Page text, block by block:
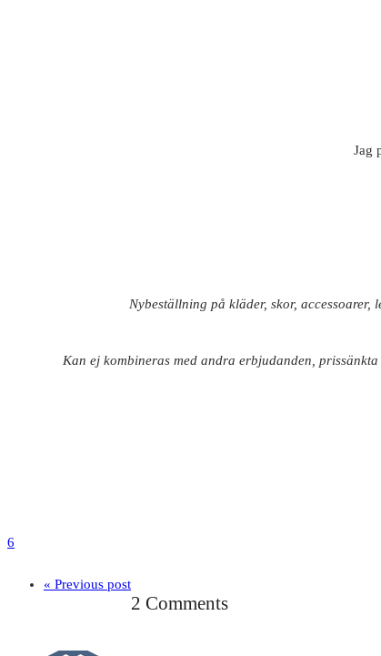
Jag
Nybeställning på kläder, skor,
Kan ej kombineras med andra erbjudanden,
6
« Previous post
2 Comments